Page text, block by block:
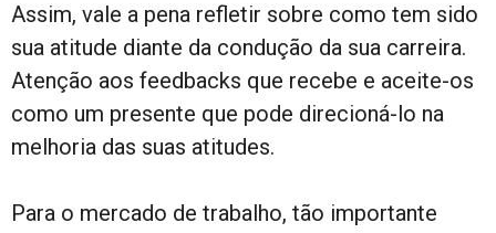
Assim, vale a pena refletir sobre como tem sido
sua atitude diante da condução da sua carreira.
Atenção aos feedbacks que recebe e aceite-os
como um presente que pode direcioná-lo na
melhoria das suas atitudes.
Para o mercado de trabalho, tão importante